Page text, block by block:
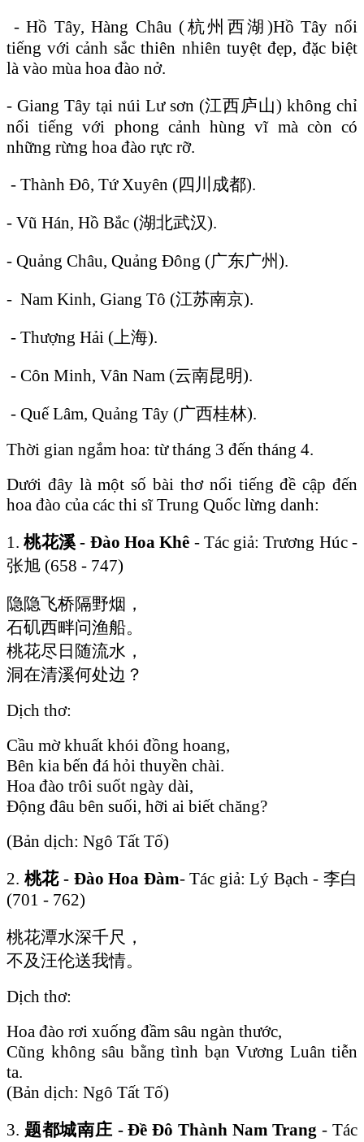
- Hồ Tây, Hàng Châu (杭州西湖)Hồ Tây nổi
tiếng với cảnh sắc thiên nhiên tuyệt đẹp, đặc biệt
là vào mùa hoa đào nở.
- Giang Tây tại núi Lư sơn (江西庐山) không chỉ
nổi tiếng với phong cảnh hùng vĩ mà còn có
những rừng hoa đào rực rỡ.
- Thành Đô, Tứ Xuyên (四川成都).
- Vũ Hán, Hồ Bắc (湖北武汉).
- Quảng Châu, Quảng Đông (广东广州).
- Nam Kinh, Giang Tô (江苏南京).
- Thượng Hải (上海).
- Côn Minh, Vân Nam (云南昆明).
- Quế Lâm, Quảng Tây (广西桂林).
Thời gian ngắm hoa: từ tháng 3 đến tháng 4.
Dưới đây là một số bài thơ nổi tiếng đề cập đến
hoa đào của các thi sĩ Trung Quốc lừng danh:
1.桃花溪 - Đào Hoa Khê - Tác giả: Trương Húc -
张旭 (658 - 747)
隐隐飞桥隔野烟，
石矶西畔问渔船。
桃花尽日随流水，
洞在清溪何处边？
Dịch thơ:
Cầu mờ khuất khói đồng hoang,
Bên kia bến đá hỏi thuyền chài.
Hoa đào trôi suốt ngày dài,
Động đâu bên suối, hỡi ai biết chăng?
(Bản dịch: Ngô Tất Tố)
2. 桃花 - Đào Hoa Đàm- Tác giả: Lý Bạch - 李白
(701 - 762)
桃花潭水深千尺，
不及汪伦送我情。
Dịch thơ:
Hoa đào rơi xuống đầm sâu ngàn thước,
Cũng không sâu bằng tình bạn Vương Luân tiễn
ta.
(Bản dịch: Ngô Tất Tố)
3. 题都城南庄 - Đề Đô Thành Nam Trang - Tác